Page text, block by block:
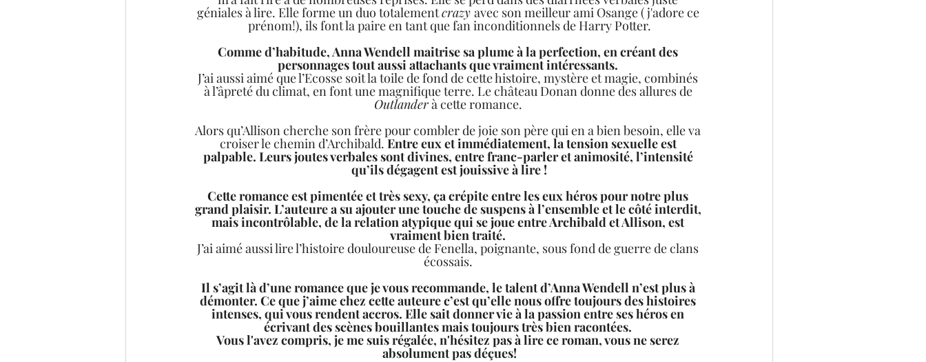
géniales à lire. Elle forme un duo totalement crazy avec son meilleur ami Osange ( j'adore ce
prénom!), ils font la paire en tant que fan inconditionnels de Harry Potter.
Comme d’habitude, Anna Wendell maitrise sa plume à la perfection, en créant des
personnages tout aussi attachants que vraiment intéressants.
J’ai aussi aimé que l’Ecosse soit la toile de fond de cette histoire, mystère et magie, combinés
à l’âpreté du climat, en font une magnifique terre. Le château Donan donne des allures de
Outlander à cette romance.
Alors qu’Allison cherche son frère pour combler de joie son père qui en a bien besoin, elle va
croiser le chemin d’Archibald. Entre eux et immédiatement, la tension sexuelle est
palpable. Leurs joutes verbales sont divines, entre franc-parler et animosité, l’intensité
qu’ils dégagent est jouissive à lire !
Cette romance est pimentée et très sexy, ça crépite entre les eux héros pour notre plus
grand plaisir. L’auteure a su ajouter une touche de suspens à l’ensemble et le côté interdit,
mais incontrôlable, de la relation atypique qui se joue entre Archibald et Allison, est
vraiment bien traité.
J’ai aimé aussi lire l’histoire douloureuse de Fenella, poignante, sous fond de guerre de clans
écossais.
Il s’agit là d’une romance que je vous recommande, le talent d’Anna Wendell n’est plus à
démonter. Ce que j’aime chez cette auteure c’est qu’elle nous offre toujours des histoires
intenses, qui vous rendent accros. Elle sait donner vie à la passion entre ses héros en
écrivant des scènes bouillantes mais toujours très bien racontées.
Vous l'avez compris, je me suis régalée, n'hésitez pas à lire ce roman, vous ne serez
absolument pas déçues!